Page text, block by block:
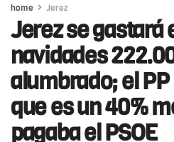
home Jerez
Jerez se gastará
navidades
alumbrado; el
que es un 40%
pagaba el PSOE